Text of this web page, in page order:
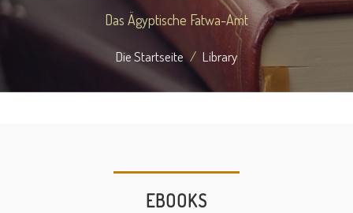
Das Ägyptische Fatwa-Amt
Die Startseite Library
EBOOKS